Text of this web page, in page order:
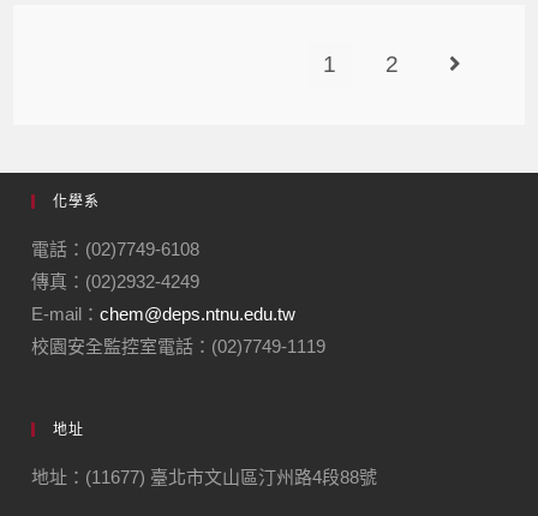
1 2
化學系
電話：(02)7749-6108
傳真：(02)2932-4249
E-mail：chem@deps.ntnu.edu.tw
校園安全監控室電話：(02)7749-1119
地址
地址：(11677) 臺北市文山區汀州路4段88號